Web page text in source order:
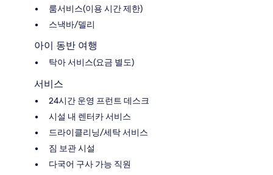
룸서비스(이용 시간 제한)
스낵바/델리
아이 동반 여행
탁아 서비스(요금 별도)
서비스
24시간 운영 프런트 데스크
시설 내 렌터카 서비스
드라이클리닝/세탁 서비스
짐 보관 시설
다국어 구사 가능 직원